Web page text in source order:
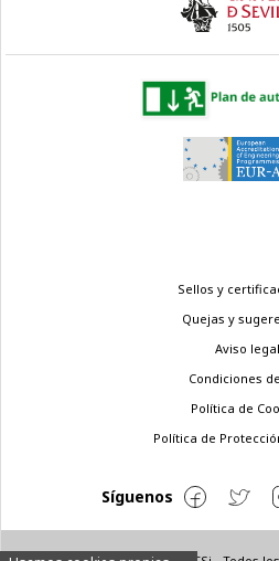
Sellos y
Quejas y
Aviso legal
Condiciones
Política de
Política de
Síguenos